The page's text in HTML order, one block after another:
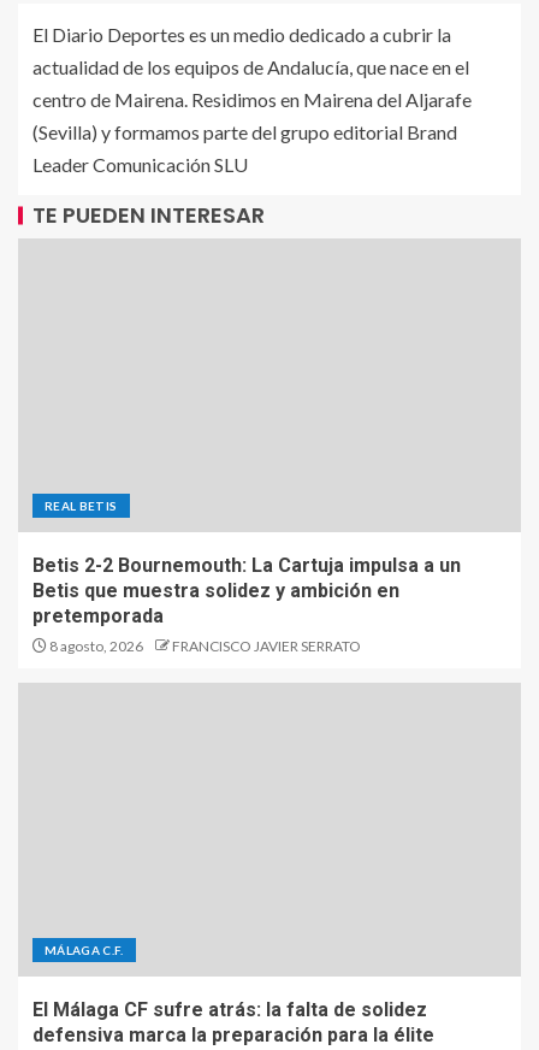
El Diario Deportes es un medio dedicado a cubrir la
actualidad de los equipos de Andalucía, que nace en el
centro de Mairena. Residimos en Mairena del Aljarafe
(Sevilla) y formamos parte del grupo editorial Brand
Leader Comunicación SLU
TE PUEDEN INTERESAR
REAL BETIS
Betis 2-2 Bournemouth: La Cartuja impulsa a un
Betis que muestra solidez y ambición en
pretemporada
8 agosto, 2026 FRANCISCO JAVIER SERRATO
MÁLAGA C.F.
El Málaga CF sufre atrás: la falta de solidez
defensiva marca la preparación para la élite